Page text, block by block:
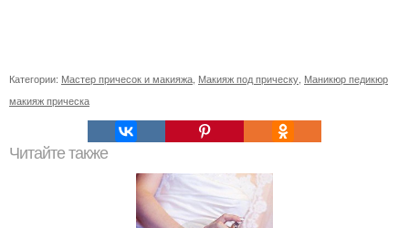
Категории: Мастер причесок и макияжа Макияж под прическу Маникюр педикюр
макияж прическа
Читайте также